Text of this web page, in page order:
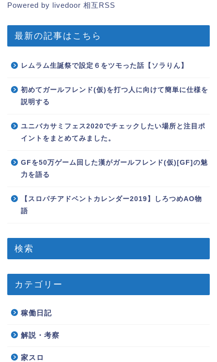
Powered by livedoor 相互RSS
最新の記事はこちら
レムラム生誕祭で設定６をツモった話【ソラりん】
初めてガールフレンド(仮)を打つ人に向けて簡単に仕様を
説明する
ユニバカサミフェス2020でチェックしたい場所と注目ポ
イントをまとめてみました。
GFを50万ゲーム回した漢がガールフレンド(仮)[GF]の魅
力を語る
【スロパチアドベントカレンダー2019】しろつめAO物
語
検索
カテゴリー
稼働日記
解説・考察
家スロ